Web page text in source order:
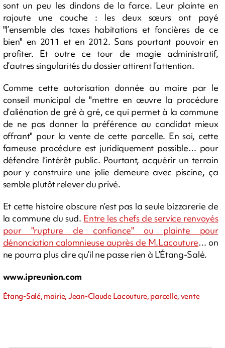
sont un peu les dindons de la farce. Leur plainte en
rajoute une couche : les deux sœurs ont payé
"l’ensemble des taxes habitations et foncières de ce
bien" en 2011 et en 2012. Sans pourtant pouvoir en
profiter. Et outre ce tour de magie administratif,
d’autres singularités du dossier attirent l’attention.
Comme cette autorisation donnée au maire par le
conseil municipal de "mettre en œuvre la procédure
d’aliénation de gré à gré, ce qui permet à la commune
de ne pas donner la préférence au candidat mieux
offrant" pour la vente de cette parcelle. En soi, cette
fameuse procédure est juridiquement possible… pour
défendre l’intérêt public. Pourtant, acquérir un terrain
pour y construire une jolie demeure avec piscine, ça
semble plutôt relever du privé.
Et cette histoire obscure n’est pas la seule bizzarerie de
la commune du sud. Entre les chefs de service renvoyés
pour "rupture de confiance" ou plainte pour
dénonciation calomnieuse auprès de M.Lacouture… on
ne pourra plus dire qu’il ne passe rien à L’Étang-Salé.
www.ipreunion.com
Étang-Salé, mairie, Jean-Claude Lacouture, parcelle, vente